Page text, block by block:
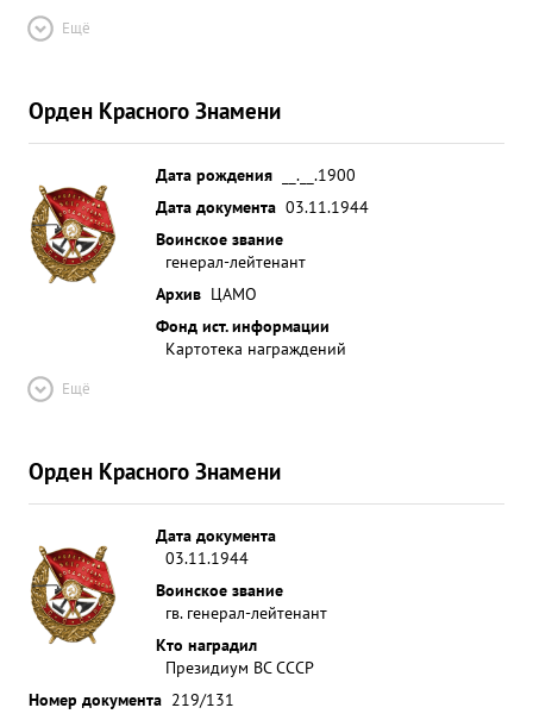
Ещё
Орден Красного Знамени
Дата рождения
__.__.1900
Дата документа 03.11.1944
Воинское звание
генерал-лейтенант
Архив ЦАМО
Фонд ист. информации
Картотека награждений
Ещё
Орден Красного Знамени
Дата документа
03.11.1944
Воинское звание
гв. генерал-лейтенант
Кто наградил
Президиум ВС СССР
Номер документа 219/131